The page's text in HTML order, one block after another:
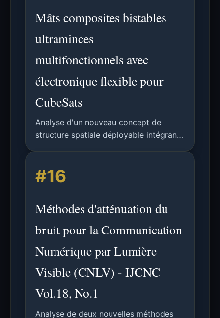
Mâts composites bistables
ultraminces
multifonctionnels avec
électronique flexible pour
CubeSats
Analyse d'un nouveau concept de
structure spatiale déployable intégrant
pour CubeSats, permettant l'auto-
déploiement, la transmission
de santé structurelle.
#16
Méthodes d'atténuation du
bruit pour la Communication
Numérique par Lumière
Visible (CNLV) - IJCNC
Vol.18, No.1
Analyse de deux nouvelles méthodes